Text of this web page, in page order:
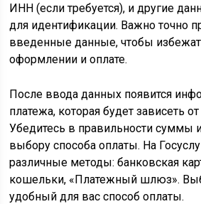
ИНН (если требуется), и другие
для идентификации. Важно точно
введенные данные, чтобы
оформлении и оплате.
После ввода данных появится
платежа, которая будет зависеть
Убедитесь в правильности суммы
выбору способа оплаты. На
различные методы: банковская
кошельки, «Платежный шлюз».
удобный для вас способ оплаты.